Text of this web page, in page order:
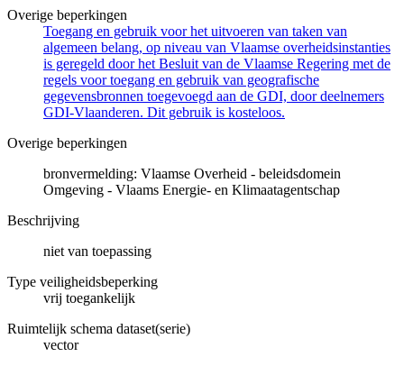
Overige beperkingen
Toegang en gebruik voor het uitvoeren van taken van
algemeen belang, op niveau van Vlaamse overheidsinstanties
is geregeld door het Besluit van de Vlaamse Regering met de
regels voor toegang en gebruik van geografische
gegevensbronnen toegevoegd aan de GDI, door deelnemers
GDI-Vlaanderen. Dit gebruik is kosteloos.
Overige beperkingen
bronvermelding: Vlaamse Overheid - beleidsdomein
Omgeving - Vlaams Energie- en Klimaatagentschap
Beschrijving
niet van toepassing
Type veiligheidsbeperking
vrij toegankelijk
Ruimtelijk schema dataset(serie)
vector